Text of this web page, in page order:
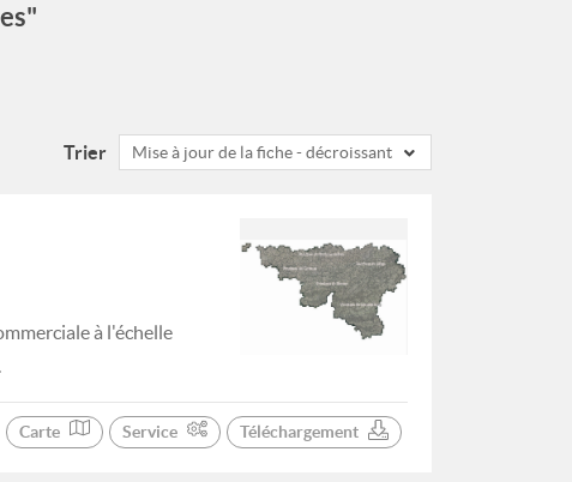
Trier Mise à jour de la fiche - décroissant
à l'échelle
Carte Service Téléchargement